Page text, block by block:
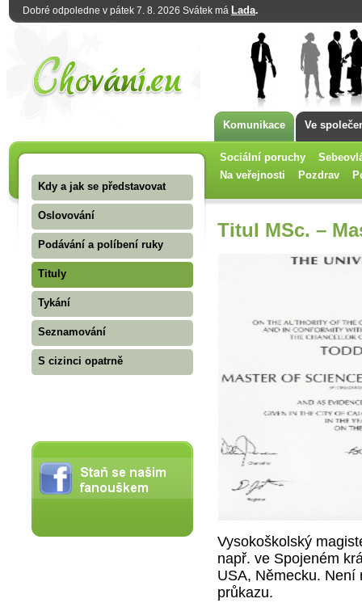
Dobré odpoledne v pátek 7. 8. 2026 Svátek má Lada.
Komunikace Ve
Sociální poruchy
Na veřejnosti
Pozdrav
Kdy a jak se představovat
Oslovování
Podávání a políbení ruky
Tituly
Tykání
Seznamování
S cizinci opatrně
Titul MSc. –
Vysokoškolský
např. ve Spojeném
USA, Německu. Není
průkazu.